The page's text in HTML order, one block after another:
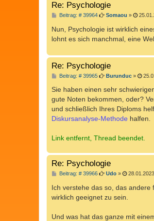
Re: Psychologie
Beitrag: # 39964B
i
t
r
Somaou »
Nun, Psychologie ist wirklich
lohnt es sich manchmal, eine
Re: Psychologie
Beitrag: # 39965B
i
r
a
g
Burunduc»
Sie haben einen sehr
gute Noten bekommen, oder?
und schließlich Ihres Diploms
Diskursanalyse-Methode halfen.
Link entfernt, Thread beendet.
Re: Psychologie
Beitrag: # 39966B
i
t
r
Udo»
Ich verstehe das so, das
wirklich geeignet zu sein.
Und was hat das ganze mit